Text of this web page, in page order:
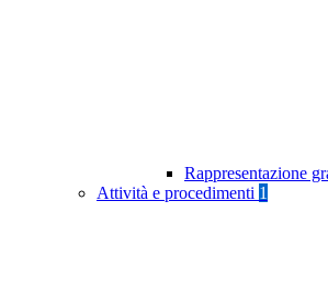
Rappresentazione
Attività e procedimenti 1